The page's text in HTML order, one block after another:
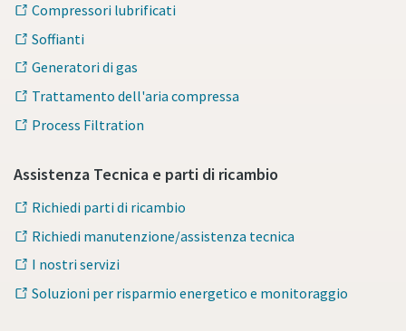
Compressori lubrificati
Soffianti
Generatori di gas
Trattamento dell'aria compressa
Process Filtration
Assistenza Tecnica e parti di ricambio
Richiedi parti di ricambio
Richiedi manutenzione/assistenza tecnica
I nostri servizi
Soluzioni per risparmio energetico e monitoraggio